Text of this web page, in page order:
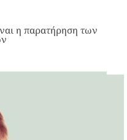
η παρατήρηση των